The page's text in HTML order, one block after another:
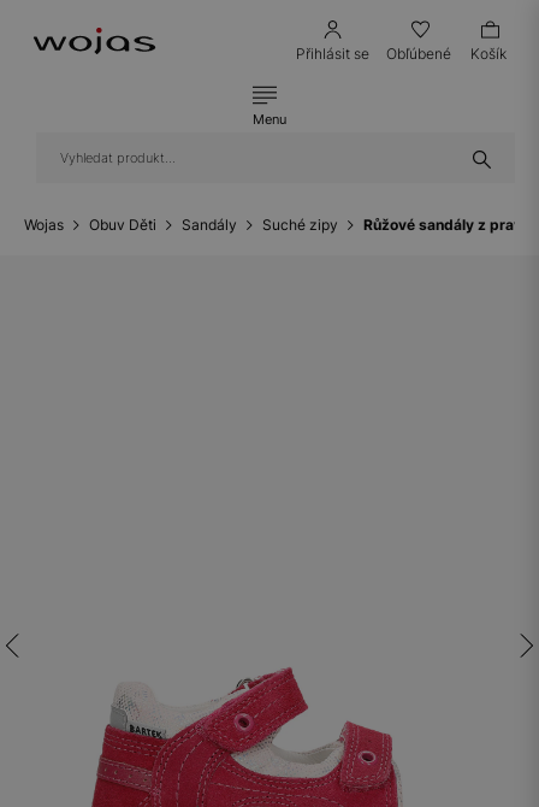
Přihlásit se Obľúbené Košík
Menu
Wojas Obuv Děti Sandály Suché zipy Růžové sandály z pravé